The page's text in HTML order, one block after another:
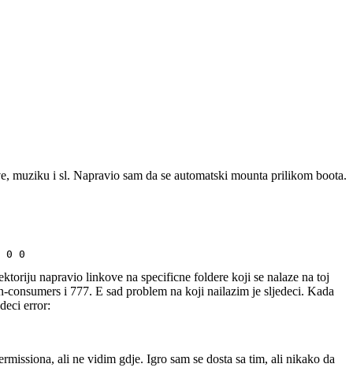
i sl. Napravio sam da se automatski mounta prilikom boota.
napravio linkove na specificne foldere koji se nalaze na toj
i 777. E sad problem na koji nailazim je sljedeci. Kada
error:
ali ne vidim gdje. Igro sam se dosta sa tim, ali nikako da